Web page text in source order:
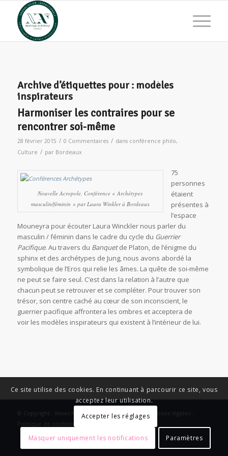
Archive d’étiquettes pour : modèles
inspirateurs
Harmoniser les contraires pour se
rencontrer soi-même
28 février 2015 / 0 Commentaires / dans conférence philo,
Culture / par Bordeaux
Nouvelle Acropole, Conférence « Archétypes
masculin/féminin » par Laura Winkler à Bordeaux
75
personnes
étaient
présentes à
l’espace
Mouneyra pour écouter Laura Winckler nous parler du
masculin / féminin dans le cadre du cycle du Guerrier
Pacifique. Au travers du Banquetde Platon, de l’énigme du
sphinx et des archétypes de Jung, nous avons abordé la
symbolique de l’Eros qui relie les âmes. La quête de soi-même
ne peut se faire seul. C’est dans la relation à l’autre que
chacun peut se retrouver et se compléter. Pour trouver son
trésor, son centre caché au cœur de son inconscient, le
guerrier pacifique affrontera les ombres et acceptera de
voir les modèles inspirateurs qui existent à l’intérieur de lui.
© Copyright - News Nouvelle Acropole - 2023 - Mentions légales -
Politique de confidentialité
Ce site utilise des cookies. En continuant à parcourir ce site, vous
acceptez leur utilisation.
Accepter les réglages
Masquer uniquement les notifications Paramètres